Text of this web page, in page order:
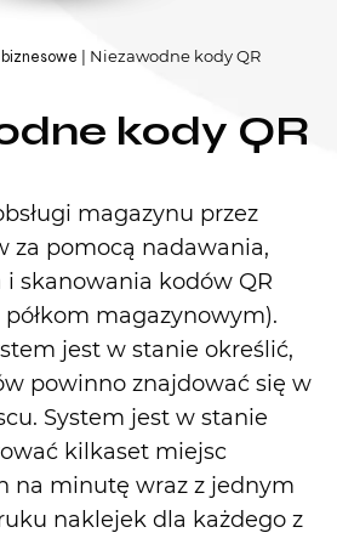
biznesowe Niezawodne kody QR
kody QR
magazynu przez
za pomocą nadawania,
skanowania kodów QR
magazynowym).
jest w stanie określić,
powinno znajdować się w
System jest w stanie
kilkaset miejsc
na minutę wraz z jednym
naklejek dla każdego z